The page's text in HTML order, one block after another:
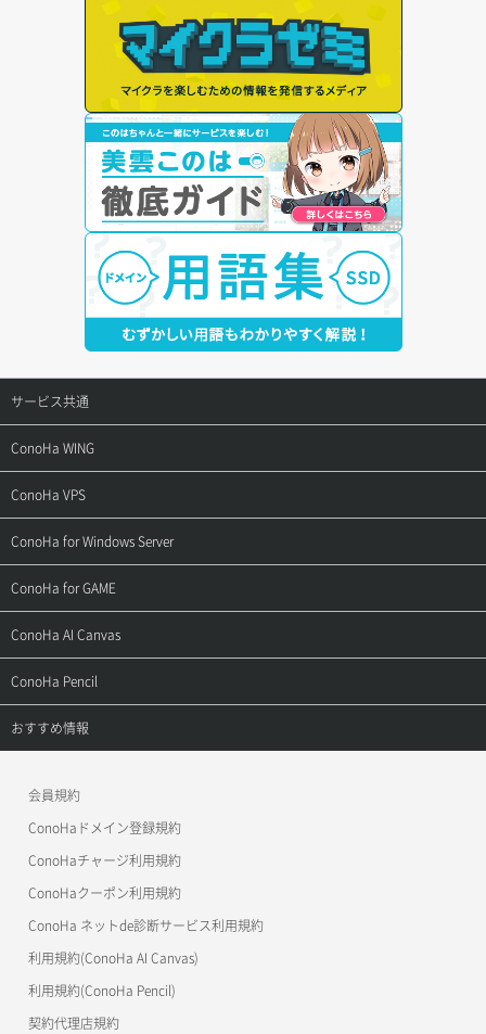
サービス共通
サポートトップ
ご契約・お支払い
用語集
お問い合わせ
ConoHa WING
サポートトップ
ご利用ガイド
お乗り換えガイド
よくある質問
ConoHa VPS
サポートトップ
ご利用ガイド
APIドキュメントVPS2.0
APIドキュメントVPS3.0
ConoHa for Windows Server
サポートトップ
ご利用ガイド
APIドキュメントVPS2.0
APIドキュメントVPS3.0
ConoHa for GAME
サポートトップ
ご利用ガイド
ConoHa AI Canvas
サポートトップ
ご利用ガイド
ConoHa Pencil
サポートトップ
おすすめ情報
美雲このは徹底ガイド
会員規約
ConoHaドメイン登録規約
ConoHaチャージ利用規約
ConoHaクーポン利用規約
ConoHa ネットde診断サービス利用規約
利用規約(ConoHa AI Canvas)
利用規約(ConoHa Pencil)
契約代理店規約